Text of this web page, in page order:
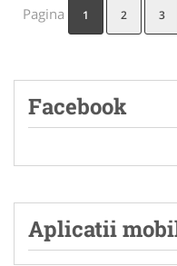
Pagina 1 2 3
Facebook
Aplicatii